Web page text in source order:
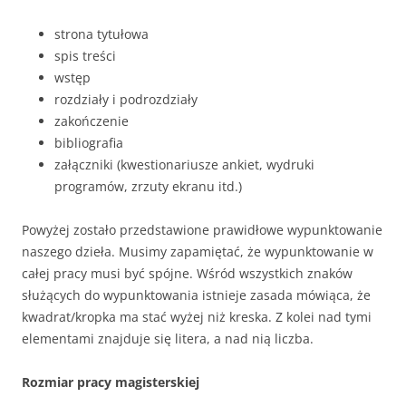
strona tytułowa
spis treści
wstęp
rozdziały i podrozdziały
zakończenie
bibliografia
załączniki (kwestionariusze ankiet, wydruki
programów, zrzuty ekranu itd.)
Powyżej zostało przedstawione prawidłowe wypunktowanie
naszego dzieła. Musimy zapamiętać, że wypunktowanie w
całej pracy musi być spójne. Wśród wszystkich znaków
służących do wypunktowania istnieje zasada mówiąca, że
kwadrat/kropka ma stać wyżej niż kreska. Z kolei nad tymi
elementami znajduje się litera, a nad nią liczba.
Rozmiar pracy magisterskiej